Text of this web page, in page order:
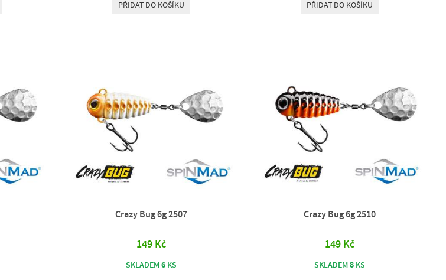
PŘIDAT DO KOŠÍKU PŘIDAT DO KOŠÍKU
Crazy Bug 6g 2507
149 Kč
SKLADEM6KS
Crazy Bug 6g 2510
149 Kč
SKLADEM8 KS